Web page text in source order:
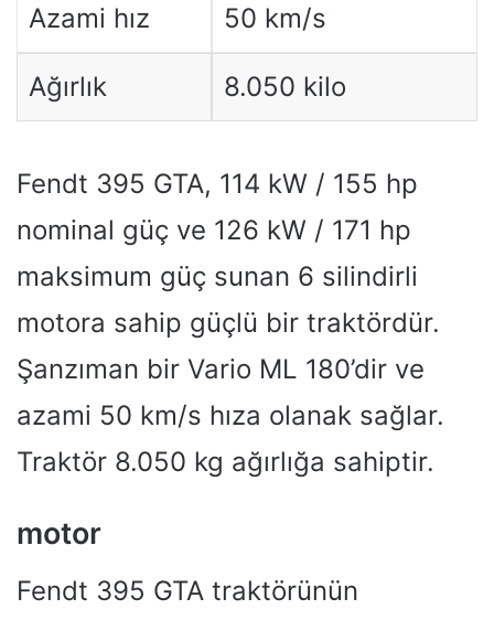
Azami hız 50 km/s
Ağırlık 8.050 kilo
Fendt 395 GTA, 114 kW / 155 hp
nominal güç ve 126 kW / 171 hp
maksimum güç sunan 6 silindirli
motora sahip güçlü bir traktördür.
Şanzıman bir Vario ML 180’dir ve
azami 50 km/s hıza olanak sağlar.
Traktör 8.050 kg ağırlığa sahiptir.
motor
Fendt 395 GTA traktörünün